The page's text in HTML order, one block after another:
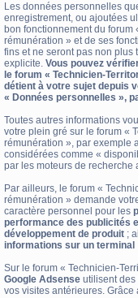
Les données personnelles
enregistrement, ou ajoutées
bon fonctionnement du forum
rémunération » et de ses
fins et ne seront pas non plus
explicite. Vous pouvez
le forum « Technicien-
détient à votre sujet depuis
« Données personnelles »,
Toutes autres informations
votre plein gré sur le forum «
rémunération », par exemple
considérées comme «
par les moteurs de recherche
Par ailleurs, le forum «
rémunération » demande
caractère personnel pour les
performance des publicités
développement de produit ;
informations sur un terminal
Sur le forum « Technicien-
Google Adsense utilisent des
vos visites antérieures. Grâce